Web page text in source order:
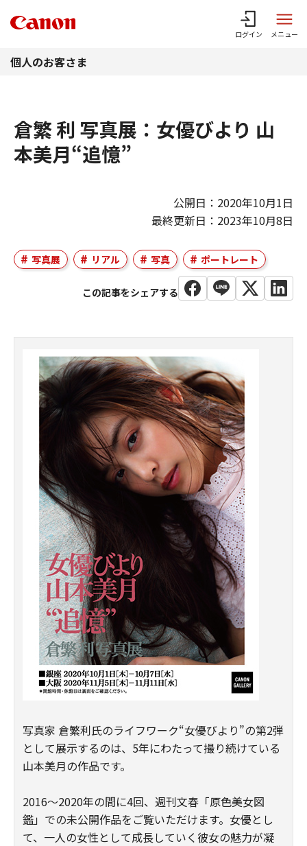
ログイン メニュー
個人のお客さま
倉繁 利 写真展：女優びより 山
本美月“追憶”
公開日：2020年10月1日
最終更新日：2023年10月8日
写真展 リアル 写真 ポートレート
写真家 倉繁利氏のライフワーク“女優びより”の第2弾
として展示するのは、5年にわたって撮り続けている
山本美月の作品です。
2016～2020年の間に4回、週刊文春「原色美女図
鑑」での未公開作品をご覧いただけます。女優とし
て、一人の女性として成長していく彼女の魅力が凝